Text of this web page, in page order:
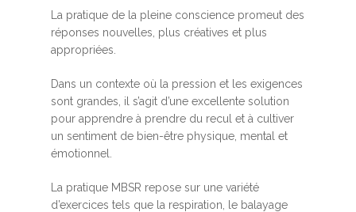
La pratique de la pleine conscience promeut des
réponses nouvelles, plus créatives et plus
appropriées.
Dans un contexte où la pression et les exigences
sont grandes, il s’agit d’une excellente solution
pour apprendre à prendre du recul et à cultiver
un sentiment de bien-être physique, mental et
émotionnel.
La pratique MBSR repose sur une variété
d’exercices tels que la respiration, le balayage